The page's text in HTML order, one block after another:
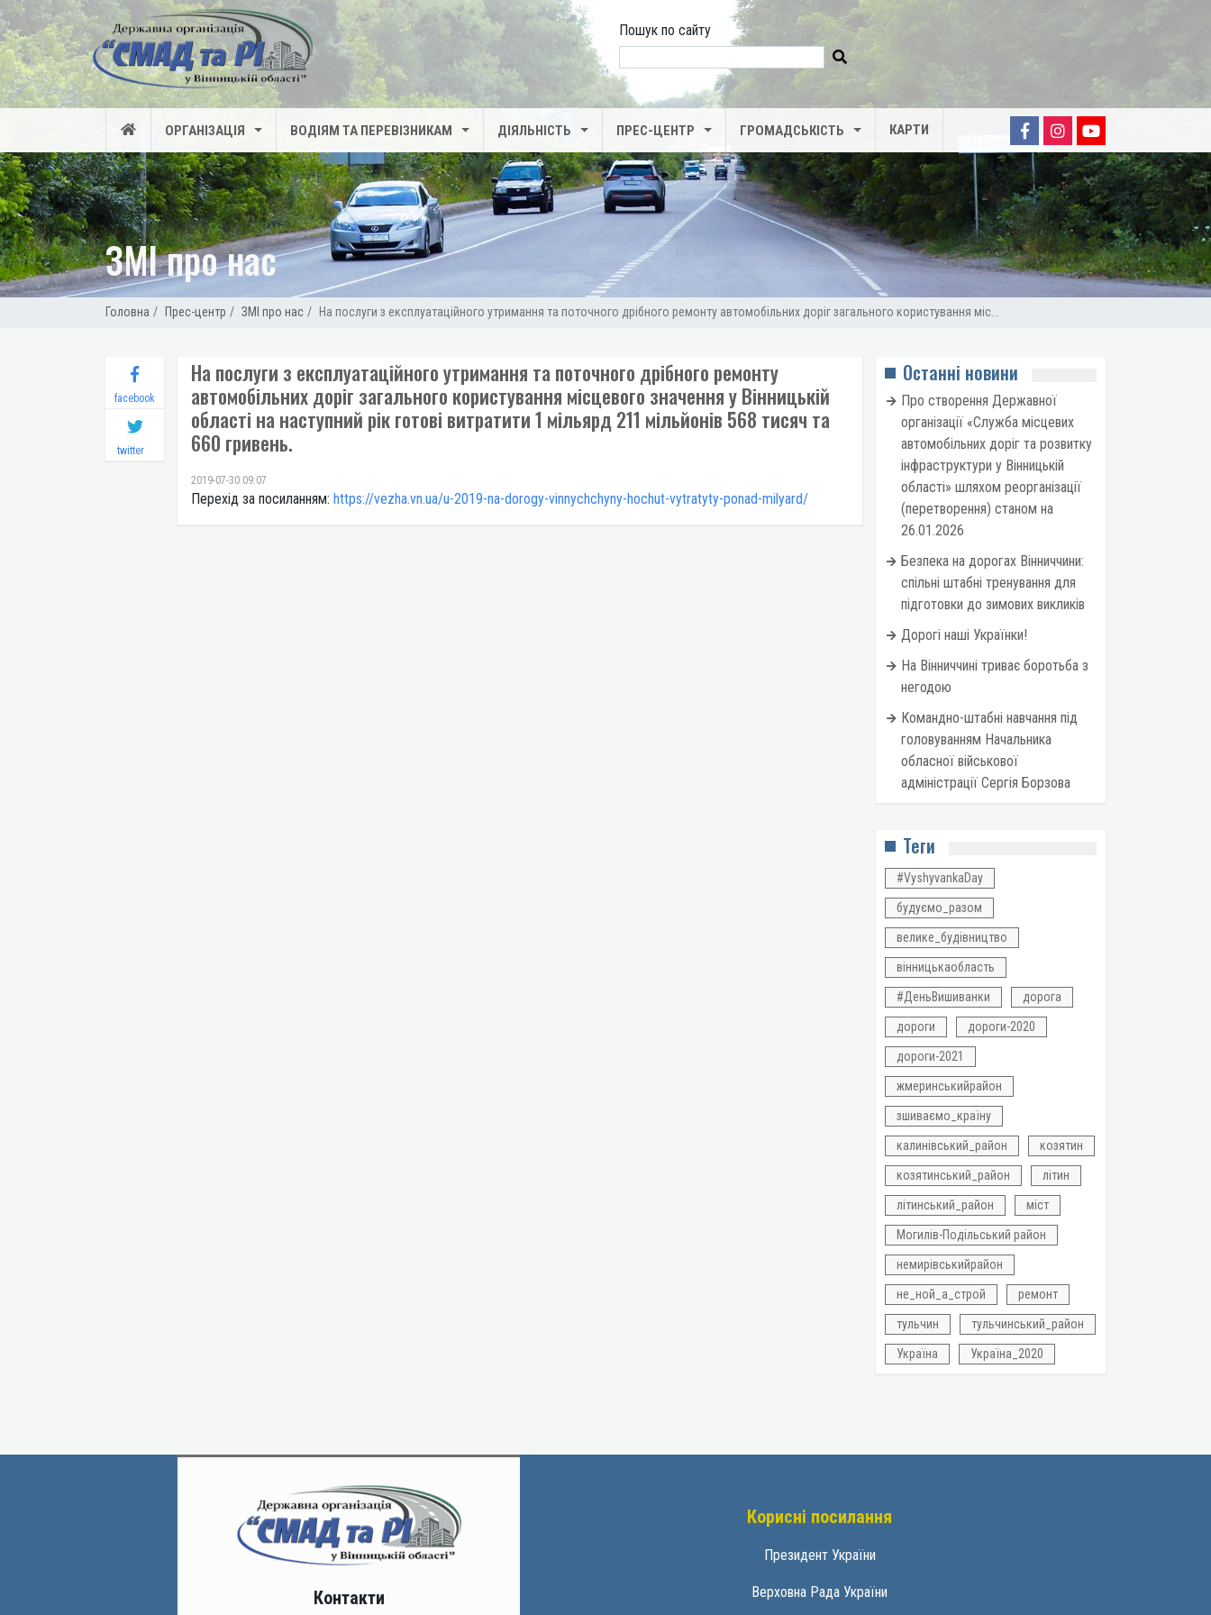
Пошук по сайту
ОРГАНІЗАЦІЯ ВОДІЯМ ТА ПЕРЕВІЗНИКАМ ДІЯЛЬНІСТЬ ПРЕС-ЦЕНТР ГРОМАДСЬКІСТЬ КАРТИ
Головна Прес-центр ЗМІ про нас На послуги з експлуатаційного утримання та поточного дрібного ремонту автомобільних доріг загального користування міс...
ЗМІ про нас
На послуги з експлуатаційного утримання та поточного дрібного ремонту
автомобільних доріг загального користування місцевого значення у Вінницькій
області на наступний рік готові витратити 1 мільярд 211 мільйонів 568 тисяч та
660 гривень.
2019-07-30 09:07
Перехід за посиланням: https://vezha.vn.ua/u-2019-na-dorogy-vinnychchyny-hochut-vytratyty-ponad-milyard/
Останні новини
Про створення Державної
організації «Служба місцевих
автомобільних доріг та розвитку
інфраструктури у Вінницькій
області» шляхом реорганізації
(перетворення) станом на
26.01.2026
Безпека на дорогах Вінниччини:
спільні штабні тренування для
підготовки до зимових викликів
Дорогі наші Українки!
На Вінниччині триває боротьба з
негодою
Командно-штабні навчання під
головуванням Начальника
обласної військової
адміністрації Сергія Борзова
Теги
#VyshyvankaDay
будуємо_разом
велике_будівництво
вінницькаобласть
#ДеньВишиванки дорога
дороги дороги-2020
дороги-2021
жмеринськийрайон
зшиваємо_країну
калинівський_район козятин
козятинський_район літин
літинський_район міст
Могилів-Подільський район
немирівськийрайон
не_ной_а_строй ремонт
тульчин тульчинський_район
Україна Україна_2020
facebook
twitter
Контакти
Корисні посилання
Президент України
Верховна Рада України